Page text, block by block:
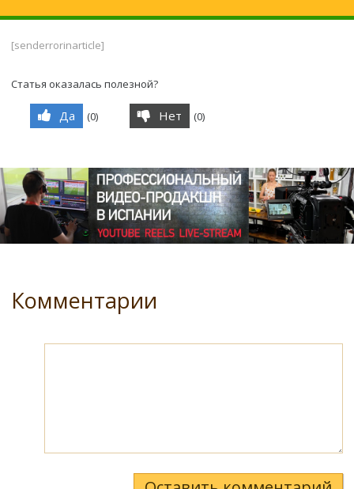
[senderrorinarticle]
Статья оказалась полезной?
Да (0) Нет (0)
Комментарии